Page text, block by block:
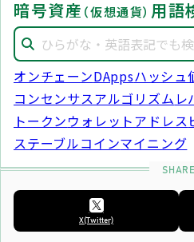
暗号資産 （仮想通貨） 用語
オンチェーンDAppsハッシュ
コンセンサスアルゴリズム レ
トークンウォレットアドレス
ステーブルコインマイニング
X(Twitter)